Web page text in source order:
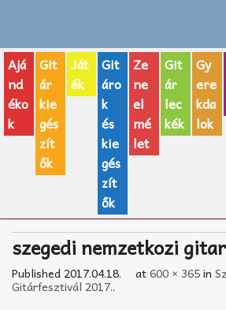
AJÁNDÉK ÖTLETEK
Vicces
GITÁR MÁRKÁK
TOP100 nóta
Zeneiskolák
Zeneszerzés alapjai
Ajá
nd
éko
k
Git
ár
kie
gés
zít
ők
Ját
ék
Git
áro
k
és
kie
gés
zít
ők
Ze
ne
el
mé
let
Git
ár
lec
kék
Gy
ere
kda
lok
szegedi nemzetkozi
Published 2017.04.18. at600 × 365in
Gitárfesztivál 2017..